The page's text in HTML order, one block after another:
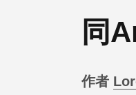
同
作者